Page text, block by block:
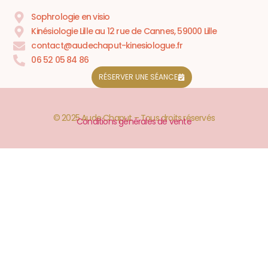
Sophrologie en visio
Kinésiologie Lille au 12 rue de Cannes, 59000 Lille
contact@audechaput-kinesiologue.fr
06 52 05 84 86
RÉSERVER UNE SÉANCE
© 2025 Aude Chaput – Tous droits réservés
Conditions générales de vente